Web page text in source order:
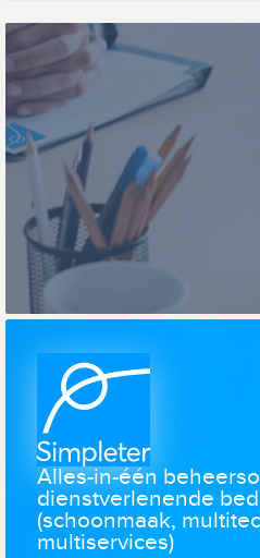
Alles-in-één
dienstverlenende
(schoonmaak,
multiservices)